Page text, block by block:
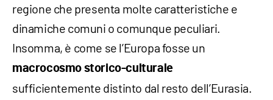
regione che presenta molte caratteristiche e
dinamiche comuni o comunque peculiari.
Insomma, è come se l’Europa fosse un
macrocosmo storico-culturale
sufficientemente distinto dal resto dell’Eurasia.